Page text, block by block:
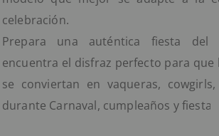
celebración.
Prepara una auténtica fiesta del
encuentra el disfraz perfecto para que
se conviertan en vaqueras,
durante Carnaval, cumpleaños y